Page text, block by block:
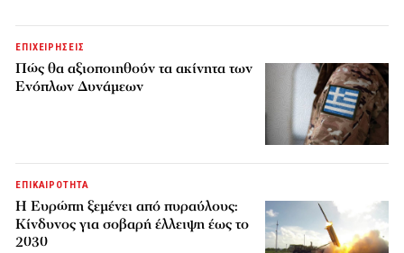
ΕΠΙΧΕΙΡΗΣΕΙΣ
Πώς θα αξιοποιηθούν τα ακίνητα των
Ενόπλων Δυνάμεων
ΕΠΙΚΑΙΡΟΤΗΤΑ
H Ευρώπη ξεμένει από πυραύλους:
Κίνδυνος για σοβαρή έλλειψη έως το
2030